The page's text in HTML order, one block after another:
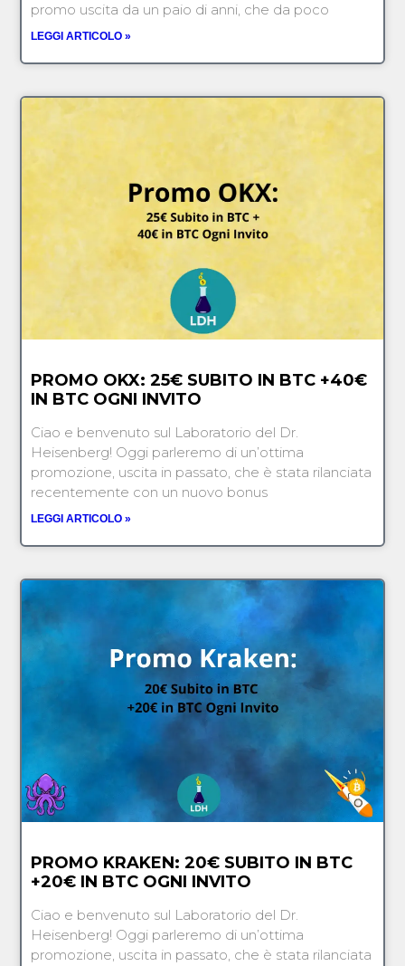
promo uscita da un paio di anni, che da poco
LEGGI ARTICOLO »
PROMO OKX: 25€ SUBITO IN BTC +40€
IN BTC OGNI INVITO
Ciao e benvenuto sul Laboratorio del Dr.
Heisenberg! Oggi parleremo di un’ottima
promozione, uscita in passato, che è stata rilanciata
recentemente con un nuovo bonus
LEGGI ARTICOLO »
PROMO KRAKEN: 20€ SUBITO IN BTC
+20€ IN BTC OGNI INVITO
Ciao e benvenuto sul Laboratorio del Dr.
Heisenberg! Oggi parleremo di un’ottima
promozione, uscita in passato, che è stata rilanciata